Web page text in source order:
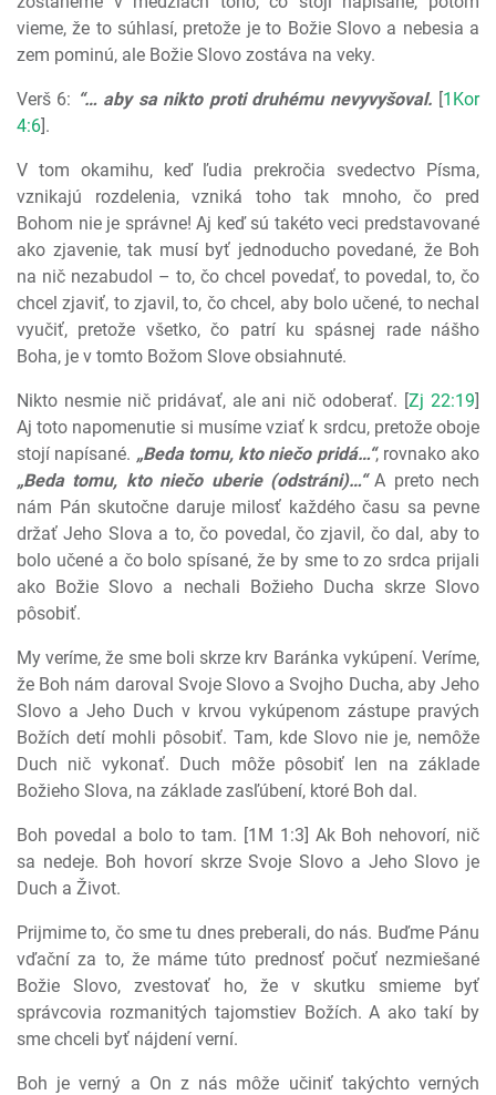
vieme, že to súhlasí, pretože je to Božie Slovo a nebesia a
zem pominú, ale Božie Slovo zostáva na veky.
Verš 6: “… aby sa nikto proti druhému nevyvyšoval. [1Kor
4:6].
V tom okamihu, keď ľudia prekročia svedectvo Písma,
vznikajú rozdelenia, vzniká toho tak mnoho, čo pred
Bohom nie je správne! Aj keď sú takéto veci predstavované
ako zjavenie, tak musí byť jednoducho povedané, že Boh
na nič nezabudol – to, čo chcel povedať, to povedal, to, čo
chcel zjaviť, to zjavil, to, čo chcel, aby bolo učené, to nechal
vyučiť, pretože všetko, čo patrí ku spásnej rade nášho
Boha, je v tomto Božom Slove obsiahnuté.
Nikto nesmie nič pridávať, ale ani nič odoberať. [Zj 22:19]
Aj toto napomenutie si musíme vziať k srdcu, pretože oboje
stojí napísané. „Beda tomu, kto niečo pridá…“, rovnako ako
„Beda tomu, kto niečo uberie (odstráni)…“A preto nech
nám Pán skutočne daruje milosť každého času sa pevne
držať Jeho Slova a to, čo povedal, čo zjavil, čo dal, aby to
bolo učené a čo bolo spísané, že by sme to zo srdca prijali
ako Božie Slovo a nechali Božieho Ducha skrze Slovo
pôsobiť.
My veríme, že sme boli skrze krv Baránka vykúpení. Veríme,
že Boh nám daroval Svoje Slovo a Svojho Ducha, aby Jeho
Slovo a Jeho Duch v krvou vykúpenom zástupe pravých
Božích detí mohli pôsobiť. Tam, kde Slovo nie je, nemôže
Duch nič vykonať. Duch môže pôsobiť len na základe
Božieho Slova, na základe zasľúbení, ktoré Boh dal.
Boh povedal a bolo to tam. [1M 1:3] Ak Boh nehovorí, nič
sa nedeje. Boh hovorí skrze Svoje Slovo a Jeho Slovo je
Duch a Život.
Prijmime to, čo sme tu dnes preberali, do nás. Buďme Pánu
vďační za to, že máme túto prednosť počuť nezmiešané
Božie Slovo, zvestovať ho, že v skutku smieme byť
správcovia rozmanitých tajomstiev Božích. A ako takí by
sme chceli byť nájdení verní.
Boh je verný a On z nás môže učiniť takýchto verných